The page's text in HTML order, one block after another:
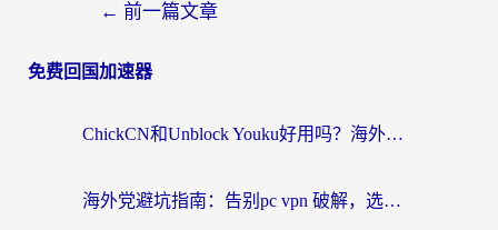
← 前一篇文章
免费回国加速器
ChickCN和Unblock Youku好用吗？海外党亲测3款回国加速器，附iOS免费选择指南
海外党避坑指南：告别pc vpn 破解，选对回国加速器轻松访问国内资源